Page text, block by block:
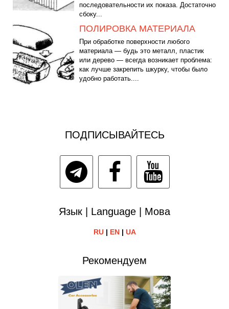
последовательности их показа. Достаточно
сбоку...
ПОЛИРОВКА МАТЕРИАЛА
При обработке поверхности любого
материала — будь это металл, пластик
или дерево — всегда возникает проблема:
как лучше закрепить шкурку, чтобы было
удобно работать....
ПОДПИСЫВАЙТЕСЬ
Язык | Language | Мова
RU| EN| UA
Рекомендуем